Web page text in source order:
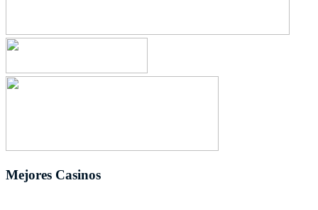
Mejores Casinos